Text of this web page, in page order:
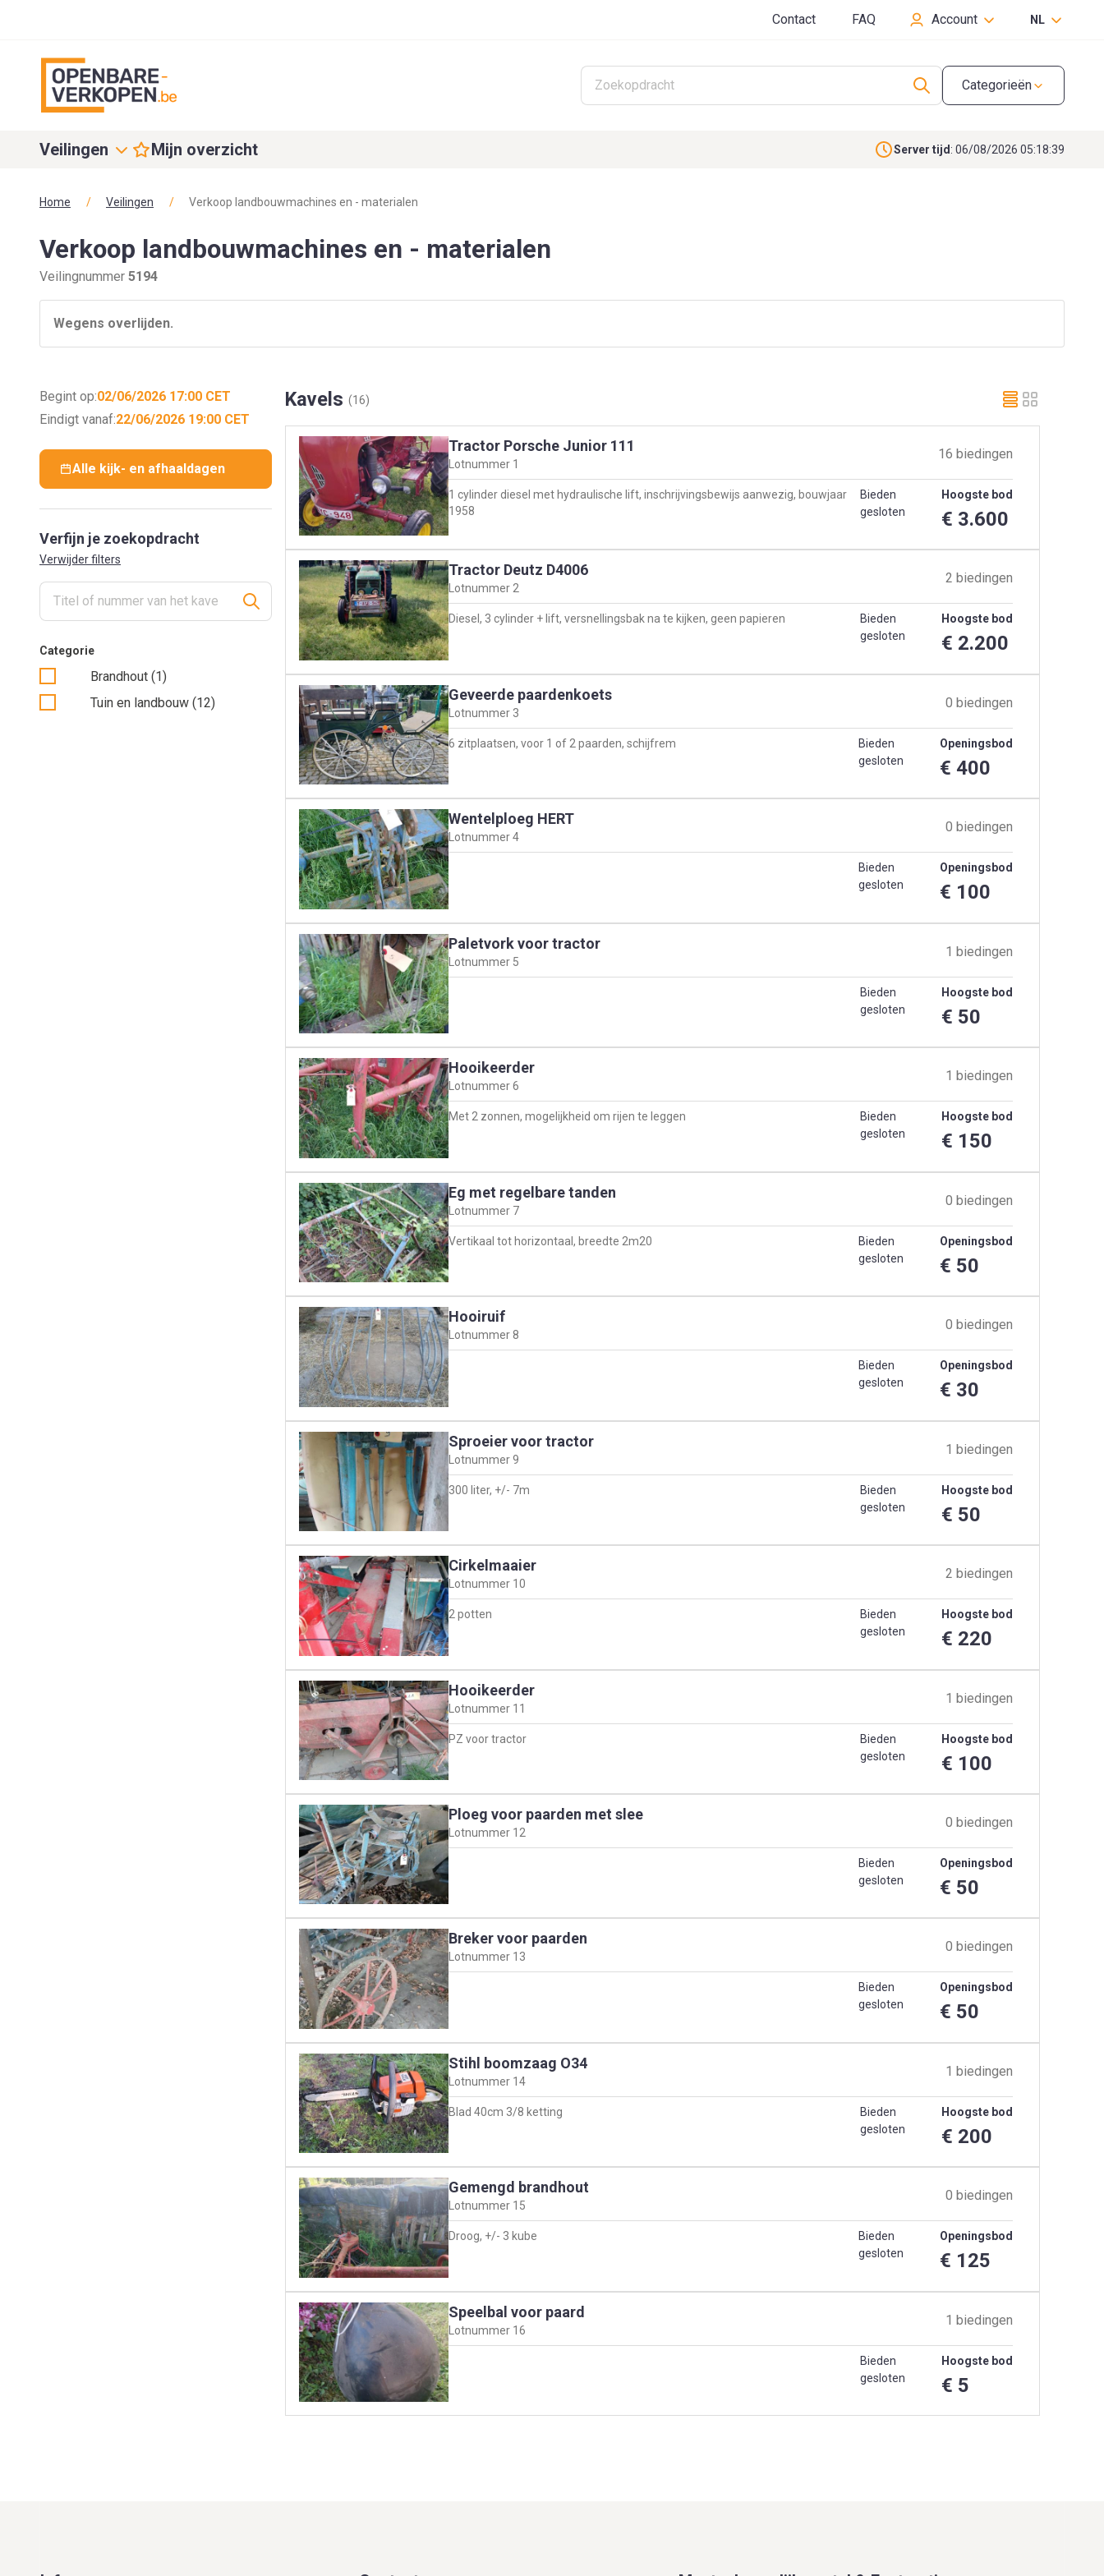
Contact FAQ Account NL
Categorieën
Veilingen Mijn overzicht Server tijd : 06/08/2026 05:18:40
Home / Veilingen / Verkoop landbouwmachines en - materialen
Verkoop landbouwmachines en - materialen
Veilingnummer 5194
Wegens overlijden.
Begint op:02/06/2026 17:00 CET
Eindigt vanaf:22/06/2026 19:00 CET
Alle kijk- en afhaaldagen
Verfijn je zoekopdracht
Verwijder filters
Categorie
Brandhout (1)
Tuin en landbouw (12)
Kavels(16)
Tractor Porsche Junior 111
Lotnummer 1
16 biedingen
1 cylinder diesel met hydraulische lift, inschrijvingsbewijs aanwezig, bouwjaar
1958
Bieden
gesloten
Hoogste bod
€ 3.600
Tractor Deutz D4006
Lotnummer2
2 biedingen
Diesel, 3 cylinder + lift, versnellingsbak na te kijken, geen papieren
Bieden
gesloten
Hoogste bod
€ 2.200
Geveerde paardenkoets
Lotnummer 3
0 biedingen
6 zitplaatsen, voor 1 of 2 paarden, schijfrem
Bieden
gesloten
Openingsbod
€ 400
Wentelploeg HERT
Lotnummer4
0 biedingen
Bieden
gesloten
Openingsbod
€ 100
Paletvork voor tractor
Lotnummer 5
1 biedingen
Bieden
gesloten
Hoogste bod
€ 50
Hooikeerder
Lotnummer6
1 biedingen
Met 2 zonnen, mogelijkheid om rijen te leggen
Bieden
gesloten
Hoogste bod
€ 150
Eg met regelbare tanden
Lotnummer 7
0 biedingen
Vertikaal tot horizontaal, breedte 2m20
Bieden
gesloten
Openingsbod
€ 50
Hooiruif
Lotnummer8
0 biedingen
Bieden
gesloten
Openingsbod
€ 30
Sproeier voor tractor
Lotnummer9
1 biedingen
300 liter, +/- 7m
Bieden
gesloten
Hoogste bod
€ 50
Cirkelmaaier
Lotnummer 10
2 biedingen
2 potten
Bieden
gesloten
Hoogste bod
€ 220
Hooikeerder
Lotnummer 11
1 biedingen
PZ voor tractor
Bieden
gesloten
Hoogste bod
€ 100
Ploeg voor paarden met slee
Lotnummer 12
0 biedingen
Bieden
gesloten
Openingsbod
€ 50
Breker voor paarden
Lotnummer 13
0 biedingen
Bieden
gesloten
Openingsbod
€ 50
Stihl boomzaag O34
Lotnummer 14
1 biedingen
Blad 40cm 3/8 ketting
Bieden
gesloten
Hoogste bod
€ 200
Gemengd brandhout
Lotnummer 15
0 biedingen
Droog, +/- 3 kube
Bieden
gesloten
Openingsbod
€ 125
Speelbal voor paard
Lotnummer 16
1 biedingen
Bieden
gesloten
Hoogste bod
€ 5